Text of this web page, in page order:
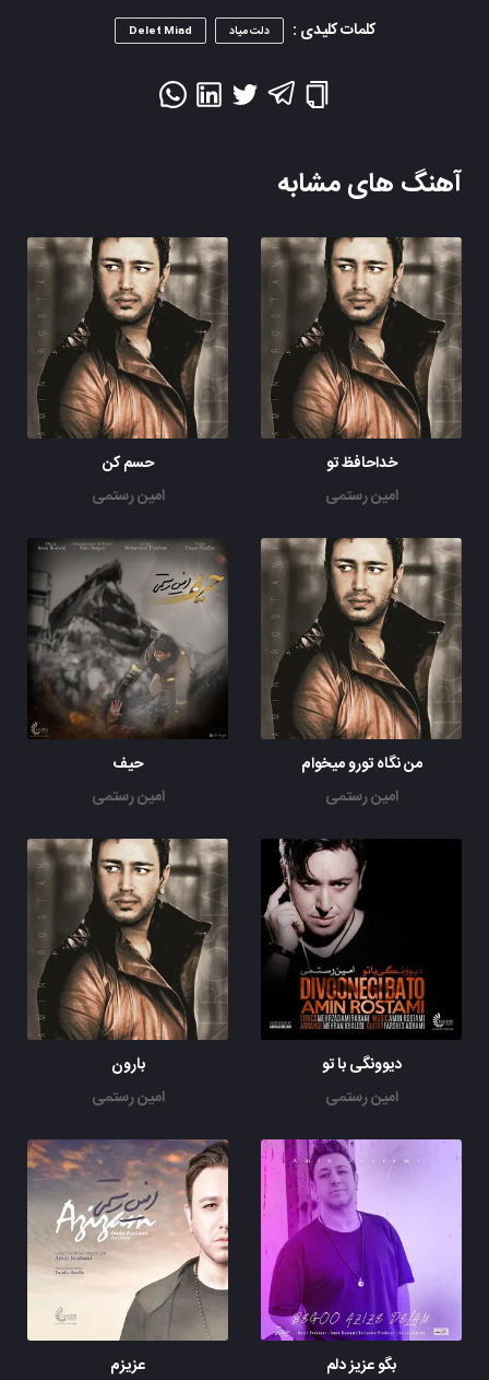
کلمات کلیدی : دلت میاد Delet Miad
آهنگ های مشابه
خداحافظ تو
امین رستمی
حسم کن
امین رستمی
من نگاه تورو میخوام
امین رستمی
حیف
امین رستمی
دیوونگی با تو
امین رستمی
بارون
امین رستمی
بگو عزیز دلم
عزیزم